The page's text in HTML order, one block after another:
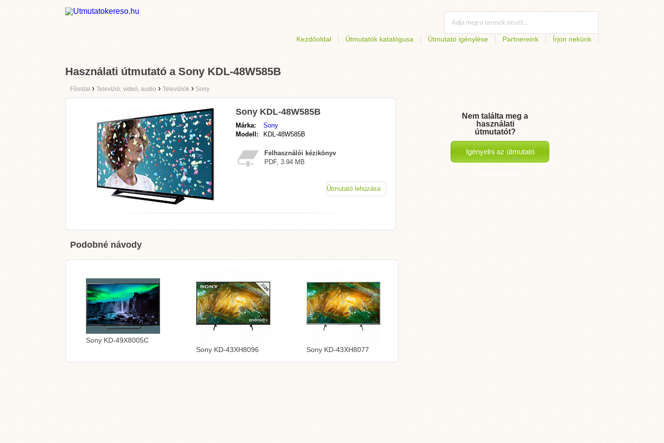
Kezdőoldal Útmutatók katalógusa Útmutató igénylése Partnereink Írjon nekünk
Használati útmutató a Sony KDL-48W585B
Főoldal › Televízió, videó, audio › Televíziók › Sony
Sony KDL-48W585B
Márka:
Sony
Modell:
KDL-48W585B
Felhasználói kézikönyv
PDF, 3.94 MB
Útmutató lehúzása
Podobné návody
Sony KD-49X8005C
Sony KD-43XH8096
Sony KD-43XH8077
Nem találta meg a
használati
útmutatót?
Igényelni az útmutató